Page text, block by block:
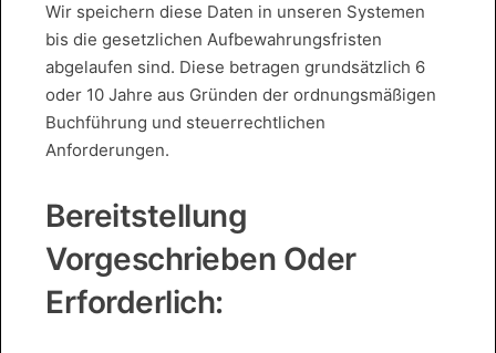
Wir speichern diese Daten in unseren Systemen
bis die gesetzlichen Aufbewahrungsfristen
abgelaufen sind. Diese betragen grundsätzlich 6
oder 10 Jahre aus Gründen der ordnungsmäßigen
Buchführung und steuerrechtlichen
Anforderungen.
Bereitstellung
Vorgeschrieben Oder
Erforderlich: